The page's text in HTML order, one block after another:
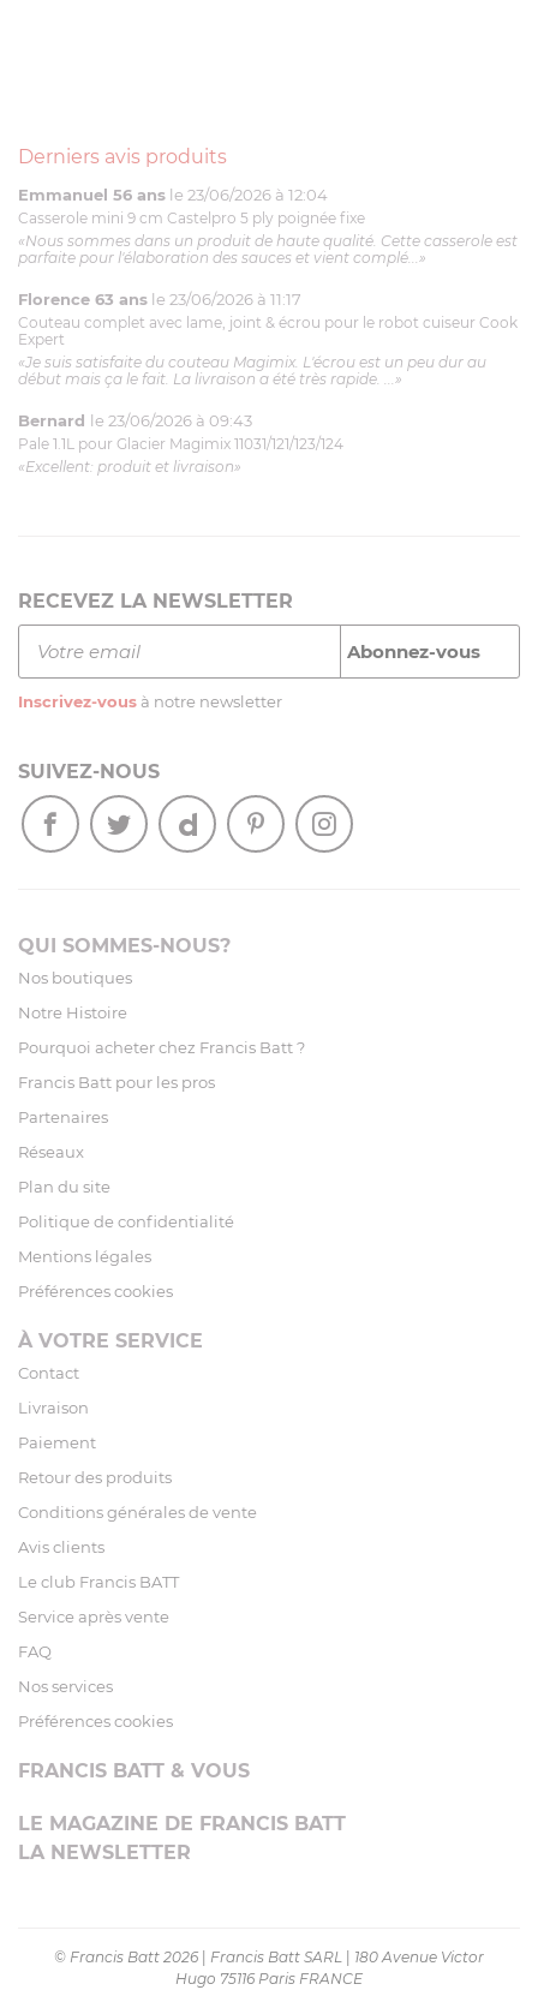
Derniers avis produits
Emmanuel 56 ans le 23/06/2026 à 12:04
Casserole mini 9 cm Castelpro 5 ply poignée fixe
«Nous sommes dans un produit de haute qualité. Cette casserole est
parfaite pour l'élaboration des sauces et vient complé...»
Florence 63 ans le 23/06/2026 à 11:17
Couteau complet avec lame, joint & écrou pour le robot cuiseur Cook
Expert
«Je suis satisfaite du couteau Magimix. L'écrou est un peu dur au
début mais ça le fait. La livraison a été très rapide. ...»
Bernard le 23/06/2026 à 09:43
Pale 1.1L pour Glacier Magimix 11031/121/123/124
«Excellent: produit et livraison»
RECEVEZ LA NEWSLETTER
Inscrivez-vous à notre newsletter
SUIVEZ-NOUS
QUI SOMMES-NOUS?
Nos boutiques
Notre Histoire
Pourquoi acheter chez Francis Batt ?
Francis Batt pour les pros
Partenaires
Réseaux
Plan du site
Politique de confidentialité
Mentions légales
Préférences cookies
À VOTRE SERVICE
Contact
Livraison
Paiement
Retour des produits
Conditions générales de vente
Avis clients
Le club Francis BATT
Service après vente
FAQ
Nos services
Préférences cookies
FRANCIS BATT & VOUS
LE MAGAZINE DE FRANCIS BATT
LA NEWSLETTER
© Francis Batt 2026 Francis Batt SARL
180 Avenue Victor
Hugo 75116 Paris FRANCE